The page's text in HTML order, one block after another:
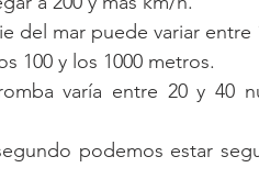
100 y los 1000 metros.
varía entre 20 y 40
podemos estar